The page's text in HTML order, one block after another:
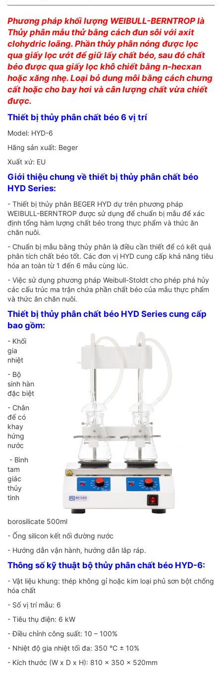
Phương pháp khối lượng WEIBULL-BERNTROP là
Thủy phân mẫu thử bằng cách đun sôi với axit
clohydric loãng. Phần thủy phân nóng được lọc
qua giấy lọc ướt để giữ lấy chất béo, sau đó chất
béo được qua giấy lọc khô chiết bằng n-hecxan
hoặc xăng nhẹ. Loại bỏ dung môi bằng cách chưng
cất hoặc cho bay hơi và cân lượng chất vừa chiết
được.
Thiết bị thủy phân chất béo 6 vị trí
Model: HYD-6
Hãng sản xuất: Beger
Xuất xứ: EU
Giới thiệu chung về thiết bị thủy phân chất béo
HYD Series:
- Thiết bị thủy phân BEGER HYD dự trên phương pháp
WEIBULL-BERNTROP được sử dụng để chuẩn bị mẫu để xác
định tổng hàm lượng chất béo trong thực phẩm và thức ăn
chăn nuôi.
- Chuẩn bị mẫu bằng thủy phân là điều cần thiết để có kết quả
phân tích chất béo tốt. Các đơn vị HYD cung cấp khả năng tiêu
hóa an toàn từ 1 đến 6 mẫu cùng lúc.
- Việc sử dụng phương pháp Weibull-Stoldt cho phép phá hủy
các cấu trúc ma trận chứa phần chất béo của mẫu thực phẩm
và thức ăn chăn nuôi.
Thiết bị thủy phân chất béo HYD Series cung cấp
bao gồm:
- Khối
gia
nhiệt
- Bộ
sinh hàn
đặc biệt
- Chân
đế có
khay
hứng
nước
- Bình
tam
giác
thủy
tinh
borosilicate 500ml
- Ống silicon kết nối đường nước
- Hướng dẫn vận hành, hướng dẫn lắp ráp.
Thông số kỹ thuật bộ thủy phân chất béo HYD-6:
- Vật liệu khung: thép không gỉ hoặc kim loại phủ sơn bột chống
hóa chất
- Số vị trí mẫu: 6
- Tiêu thụ điện: 6 kW
- Điều chỉnh công suất: 10 – 100%
- Nhiệt độ gia nhiệt tối đa: 350 °С ± 10%
- Kích thước (W х D х H): 810 x 350 x 520mm